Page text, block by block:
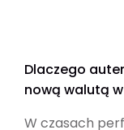
Dlaczego
nową walutą
W czasach